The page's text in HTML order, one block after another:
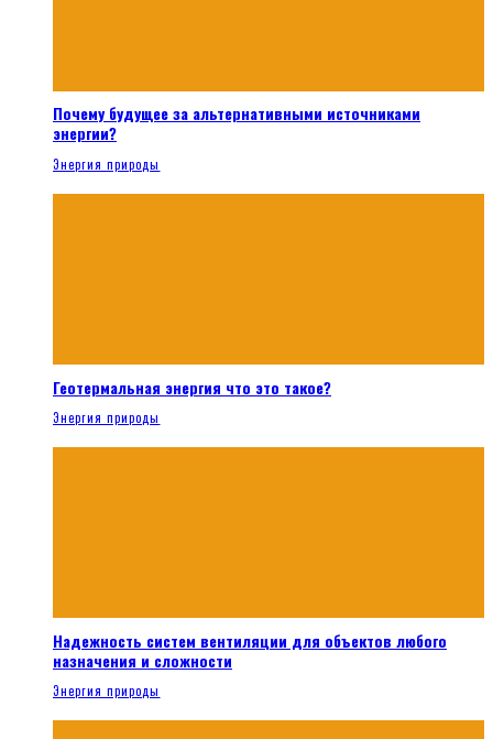
Почему будущее за альтернативными источниками
энергии?
Энергия природы
Геотермальная энергия что это такое?
Энергия природы
Надежность систем вентиляции для объектов любого
назначения и сложности
Энергия природы